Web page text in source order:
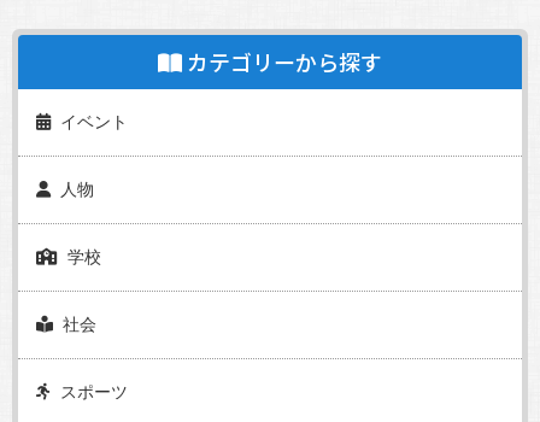
カテゴリーから探す
イベント
人物
学校
社会
スポーツ